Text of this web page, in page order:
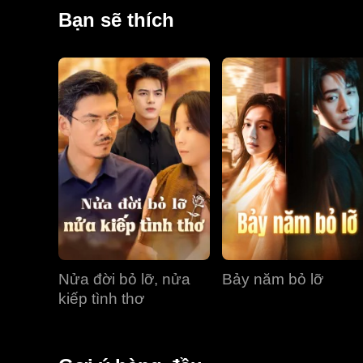
của mình, Jonathan phát hiện ra sự thật: Lillian đã
Bạn sẽ thích
Nửa đời bỏ lỡ, nửa
kiếp tình thơ
Bảy năm bỏ lỡ